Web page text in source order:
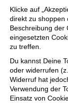
Klicke auf
direkt zu shoppen
Beschreibung der
eingesetzten
zu treffen.
Du kannst Deine
oder widerrufen
Widerruf hat
Verwendung der
Einsatz von